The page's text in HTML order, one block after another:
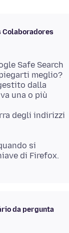
Colaboradores
Safe Search
meglio?
dalla
una o più
degli indirizzi
si
da pergunta